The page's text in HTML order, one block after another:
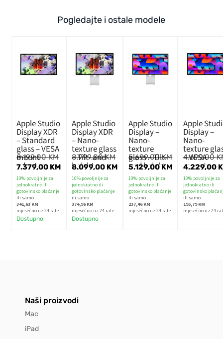
Pogledajte i ostale modele
Apple Studio
Display XDR
– Standard
glass – VESA
mount
adapter
(Stand not
included)
8.199,00KM
7.379,00 KM
10% povoljnije za
jednokratno ili
gotovinsko plaćanje
ili samo
341,63 KM
mjesečno uz 24 rate
Dostupno
Apple Studio
Display XDR
– Nano-
texture glass
– Tilt- and
height-
adjustable
stand
8.999,00KM
8.099,00 KM
10% povoljnije za
jednokratno ili
gotovinsko plaćanje
ili samo
374,96 KM
mjesečno uz 24 rate
Dostupno
Apple Studio
Display –
Nano-
texture
glass – Tilt-
and height-
adjustable
stand
5.699,00KM
5.129,00KM
10% povoljnije za
jednokratno ili
gotovinsko plaćanje
ili samo
237,46 KM
mjesečno uz 24 rate
Apple
Display –
Nano-
texture
– VESA
mount
adapter
(Stand not
included)
4.699,00
4.229,00
10% povoljnije za
jednokratno ili
gotovinsko
ili samo
195,79 KM
mjesečno uz 24
Naši proizvodi
Mac
iPad